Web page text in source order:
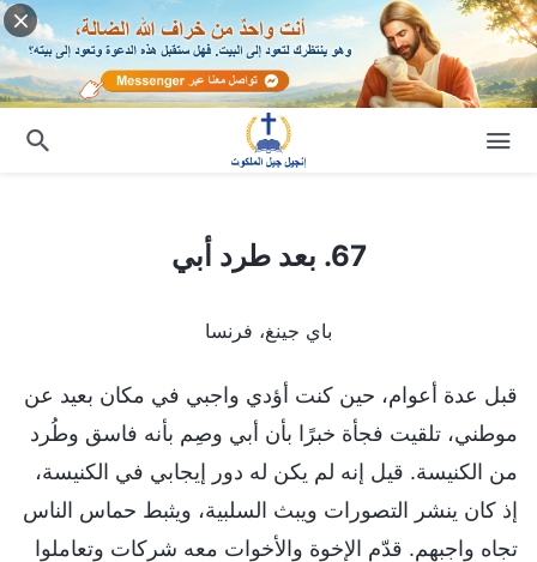
67. بعد طرد أبي
باي جينغ، فرنسا
قبل عدة أعوام، حين كنت أؤدي واجبي في مكان بعيد عن
موطني، تلقيت فجأة خبرًا بأن أبي وصِم بأنه فاسق وطُرد
من الكنيسة. قيل إنه لم يكن له دور إيجابي في الكنيسة،
إذ كان ينشر التصورات ويبث السلبية، ويثبط حماس الناس
تجاه واجبهم. قدّم الإخوة والأخوات معه شركات وتعاملوا